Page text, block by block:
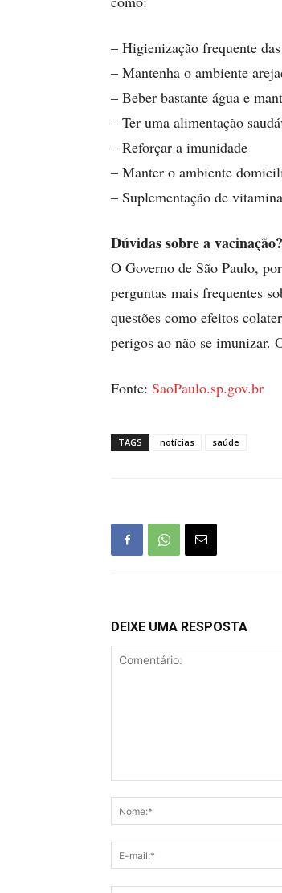
– Higienização frequente
– Mantenha o ambiente
– Beber bastante água e
– Ter uma alimentação
– Reforçar a imunidade
– Manter o ambiente
– Suplementação de
Dúvidas sobre a vacinação?
O Governo de São Paulo,
perguntas mais frequentes
questões como efeitos
perigos ao não se imunizar.
Fonte: SaoPaulo.sp.gov.br
TAGS notícias saúde
DEIXE UMA RESPOSTA